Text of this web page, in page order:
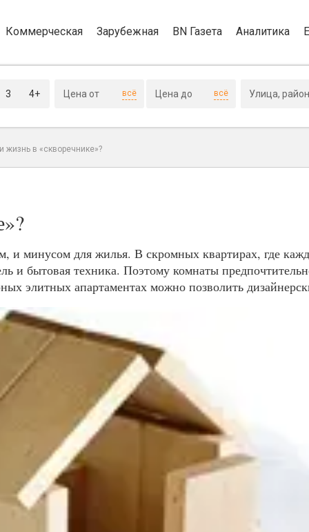
Коммерческая Зарубежная BN Газета Аналитика
3 4+ всё всё
жизнь в «скворечнике»?
и минусом для жилья. В скромных квартирах, где
и бытовая техника. Поэтому комнаты
элитных апартаментах можно позволить